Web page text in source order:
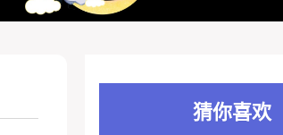
猜你喜欢